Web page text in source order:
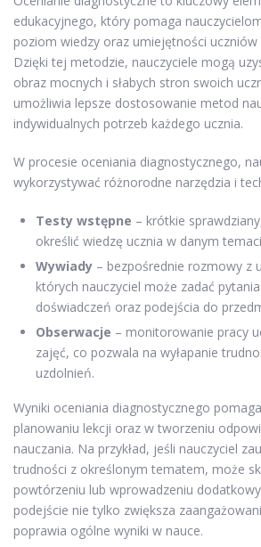
edukacyjnego, który pomaga
poziom wiedzy oraz umiejętności uczniów
Dzięki tej metodzie, nauczyciele mogą
obraz mocnych i słabych stron swoich
umożliwia lepsze dostosowanie metod
indywidualnych potrzeb każdego ucznia.
W procesie oceniania diagnostycznego,
wykorzystywać różnorodne narzędzia i
Testy wstępne – krótkie
określić wiedzę ucznia w danym
Wywiady – bezpośrednie rozmowy z
których nauczyciel może zadać
doświadczeń oraz podejścia do
Obserwacje – monitorowanie pracy
zajęć, co pozwala na wyłapanie
uzdolnień.
Wyniki oceniania diagnostycznego
planowaniu lekcji oraz w tworzeniu
nauczania. Na przykład, jeśli nauczyciel
trudności z określonym tematem, może
powtórzeniu lub wprowadzeniu
podejście nie tylko zwiększa
poprawia ogólne wyniki w nauce.